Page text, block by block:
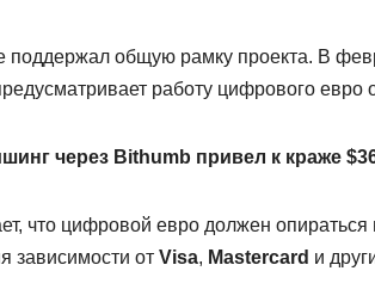
поддержал общую рамку проекта. В
работу цифрового
через Bithumb привел к краже
что цифровой евро должен
зависимости от Visa, Mastercard и